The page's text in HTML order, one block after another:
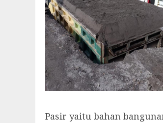
Pasir yaitu bahan